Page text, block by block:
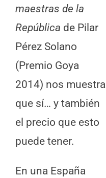
maestras de la
República de Pilar
Pérez Solano
(Premio Goya
2014) nos muestra
que sí… y también
el precio que esto
puede tener.
En una España